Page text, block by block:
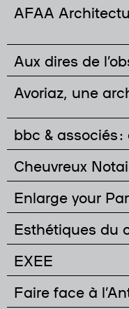
AFAA
Aux dires de
Avoriaz, une
bbc & associés
Cheuvreux
Enlarge your
Esthétiques du
EXEE
Faire face à